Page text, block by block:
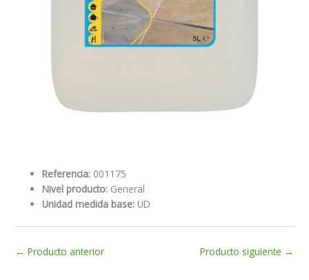
Referencia: 001175
Nivel producto: General
Unidad medida base: UD
← Producto anterior Producto siguiente →